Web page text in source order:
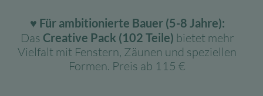
♥ Für ambitionierte Bauer (5-8 Jahre):
Das Creative Pack (102 Teile) bietet mehr
Vielfalt mit Fenstern, Zäunen und speziellen
Formen. Preis ab 115 €